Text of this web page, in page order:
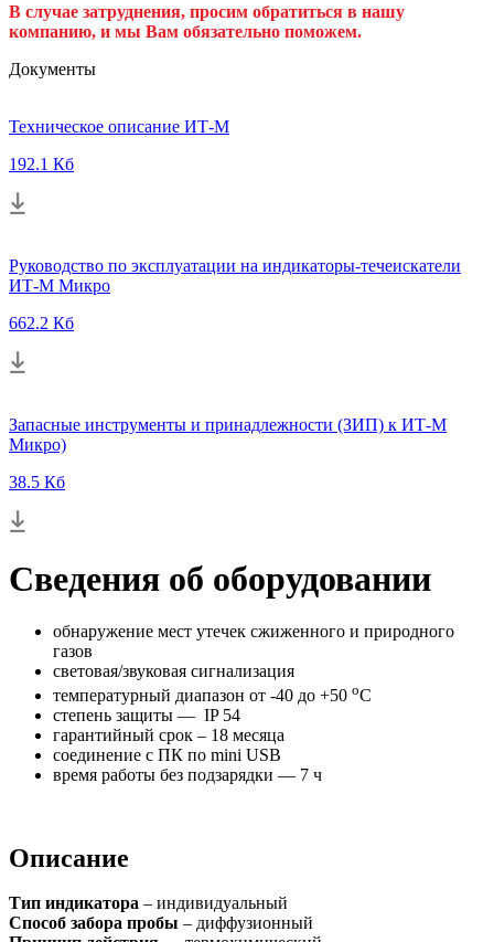
В случае затруднения, просим обратиться в нашу
компанию, и мы Вам обязательно поможем.
Документы
Техническое описание ИТ-М
192.1 Кб
Руководство по эксплуатации на индикаторы-течеискатели
ИТ-М Микро
662.2 Кб
Запасные инструменты и принадлежности (ЗИП) к ИТ-М
Микро)
38.5 Кб
Сведения об оборудовании
обнаружение мест утечек сжиженного и природного
газов
световая/звуковая сигнализация
температурный диапазон от -40 до +50 оС
степень защиты — IP 54
гарантийный срок – 18 месяца
соединение с ПК по mini USB
время работы без подзарядки — 7 ч
Описание
Тип индикатора – индивидуальный
Способ забора пробы – диффузионный